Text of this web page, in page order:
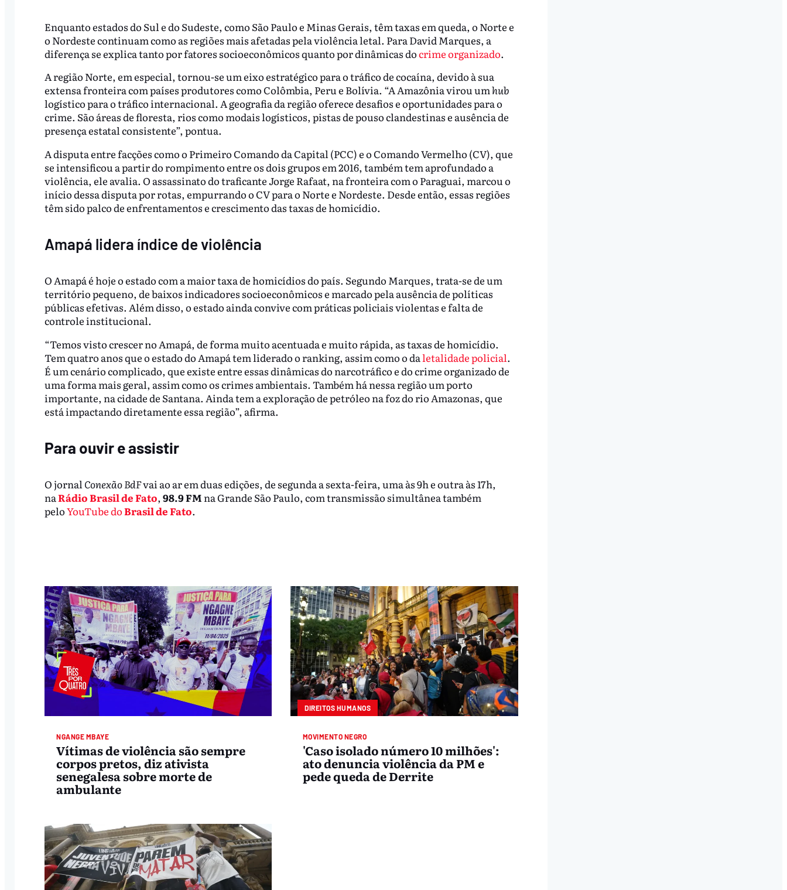
Enquanto estados do Sul e do Sudeste, como São Paulo e Minas Gerais, têm taxas em queda, o Norte e
o Nordeste continuam como as regiões mais afetadas pela violência letal. Para David Marques, a
diferença se explica tanto por fatores socioeconômicos quanto por dinâmicas docrime organizado.
A região Norte, em especial, tornou-se um eixo estratégico para o tráfico de cocaína, devido à sua
extensa fronteira com países produtores como Colômbia, Peru e Bolívia. “A Amazônia virou umhub
logístico para o tráfico internacional. A geografia da região oferece desafios e oportunidades para o
crime. São áreas de floresta, rios como modais logísticos, pistas de pouso clandestinas e ausência de
presença estatal consistente”, pontua.
A disputa entre facções como o Primeiro Comando da Capital (PCC) e o Comando Vermelho (CV), que
se intensificou a partir do rompimento entre os dois grupos em 2016, também tem aprofundado a
violência, ele avalia. O assassinato do traficante Jorge Rafaat, na fronteira com o Paraguai, marcou o
início dessa disputa por rotas, empurrando o CV para o Norte e Nordeste. Desde então, essas regiões
têm sido palco de enfrentamentos e crescimento das taxas de homicídio.
Amapá lidera índice de violência
O Amapá é hoje o estado com a maior taxa de homicídios do país. Segundo Marques, trata-se de um
território pequeno, de baixos indicadores socioeconômicos e marcado pela ausência de políticas
públicas efetivas. Além disso, o estado ainda convive com práticas policiais violentas e falta de
controle institucional.
“Temos visto crescer no Amapá, de forma muito acentuada e muito rápida, as taxas de homicídio.
Tem quatro anos que o estado do Amapá tem liderado o ranking, assim como o daletalidade policial.
É um cenário complicado, que existe entre essas dinâmicas do narcotráfico e do crime organizado de
uma forma mais geral, assim como os crimes ambientais. Também há nessa região um porto
importante, na cidade de Santana. Ainda tem a exploração de petróleo na foz do rio Amazonas, que
está impactando diretamente essa região”, afirma.
Para ouvir e assistir
O jornalConexão BdFvai ao ar em duas edições, de segunda a sexta-feira, uma às 9h e outra às 17h,
naRádio Brasil de Fato, 98.9 FM na Grande São Paulo, com transmissão simultânea também
peloYouTube doBrasil de Fato.
NGANGE MBAYE
Vítimas de violência são sempre
corpos pretos, diz ativista
senegalesa sobre morte de
ambulante
DIREITOS HUMANOS
MOVIMENTO NEGRO
'Caso isolado número 10 milhões':
ato denuncia violência da PM e
pede queda de Derrite